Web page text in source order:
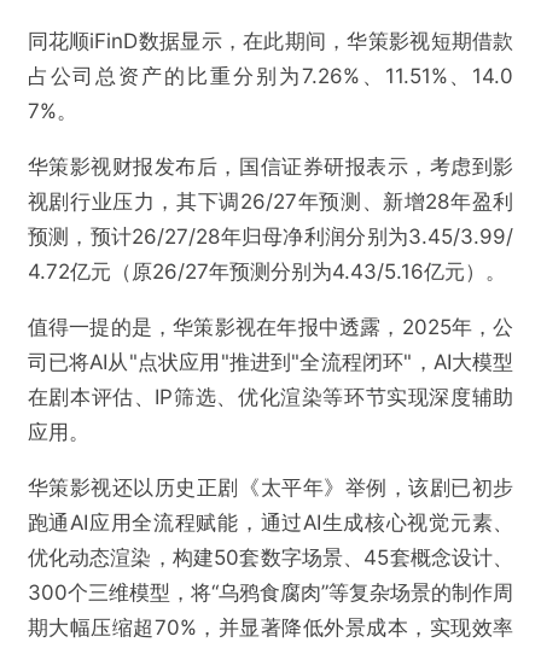
同花顺iFinD数据显示，在此期间，华策影视短期借款
占公司总资产的比重分别为7.26%、11.51%、14.0
7%。
华策影视财报发布后，国信证券研报表示，考虑到影
视剧行业压力，其下调26/27年预测、新增28年盈利
预测，预计26/27/28年归母净利润分别为3.45/3.99/
4.72亿元（原26/27年预测分别为4.43/5.16亿元）。
值得一提的是，华策影视在年报中透露，2025年，公
司已将AI从"点状应用"推进到"全流程闭环"，AI大模型
在剧本评估、IP筛选、优化渲染等环节实现深度辅助
应用。
华策影视还以历史正剧《太平年》举例，该剧已初步
跑通AI应用全流程赋能，通过AI生成核心视觉元素、
优化动态渲染，构建50套数字场景、45套概念设计、
300个三维模型，将“乌鸦食腐肉”等复杂场景的制作周
期大幅压缩超70%，并显著降低外景成本，实现效率